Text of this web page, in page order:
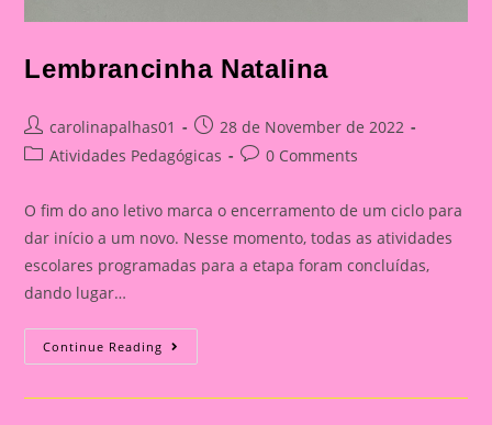
Lembrancinha Natalina
Post
author:
carolinapalhas01
Post
published:
28 de November de 2022
PostAtividades Pedagógicas
Post0 Comments
O fim do ano letivo marca o encerramento de um ciclo para
dar início a um novo. Nesse momento, todas as atividades
escolares programadas para a etapa foram concluídas,
dando lugar…
Continue Reading Lembrancinha
Natalina